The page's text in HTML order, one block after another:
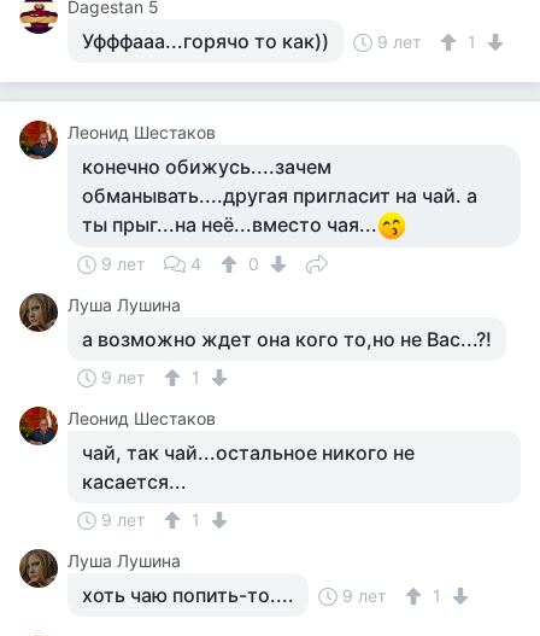
Dagestan 5
Уфффааа...горячо то как)) 9 лет 1
Леонид Шестаков
конечно обижусь....зачем
обманывать....другая пригласит на чай. а
ты прыг...на неё...вместо чая...
9 лет 4
0
Луша Лушина
а возможно ждет она кого то,но не Вас...?!
9 лет
1
Леонид Шестаков
чай, так чай...остальное никого не
касается...
9 лет
1
Луша Лушина
хоть чаю попить-то.... 9 лет 1